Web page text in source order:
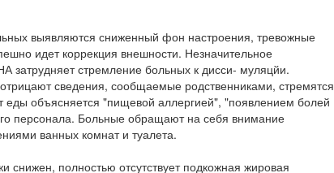
выявляются сниженный фон настроения, тревожные
идет коррекция внешности. Незначительное
затрудняет стремление больных к дисси- муляцйи.
сведения, сообщаемые родственниками, стремятся
еды объясняется "пищевой аллергией", "появлением болей
персонала. Больные обращают на себя внимание
ванных комнат и туалета.
полностью отсутствует подкожная жировая